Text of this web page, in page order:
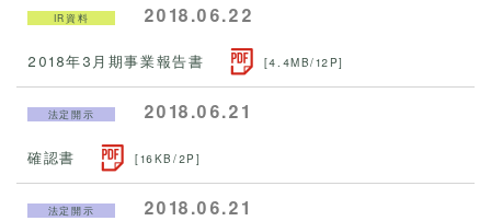
IR資料 2018.06.22
2018年3月期事業報告書 [4.4MB/12P]
法定開示 2018.06.21
確認書 [16KB/2P]
法定開示 2018.06.21